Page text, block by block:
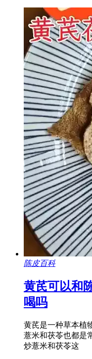
陈皮百科
黄芪可以和
喝吗
黄芪是一种草本植
薏米和茯苓也都是
炒薏米和茯苓这